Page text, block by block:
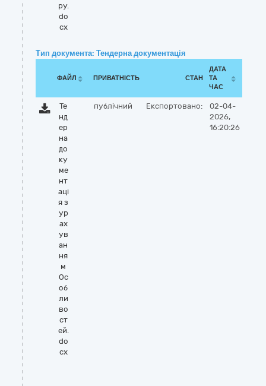
ру.
do
cx
Тип документа: Тендерна документація
ФАЙЛ ПРИВАТНІСТЬ СТАН
ДАТА
ТА
ЧАС
Те
нд
ер
на
до
ку
ме
нт
аці
я з
ур
ах
ув
ан
ня
м
Ос
об
ли
во
ст
ей.
do
cx
публічний Експортовано:
02-04-
2026,
16:20:26